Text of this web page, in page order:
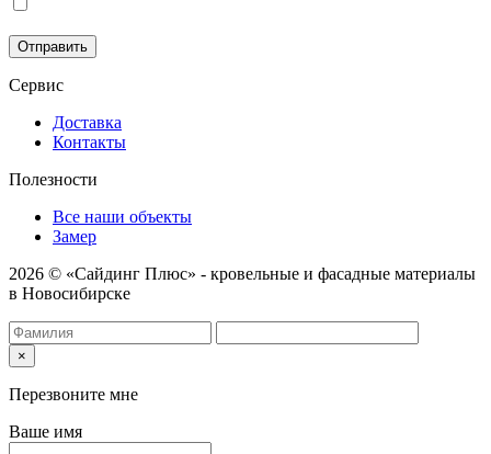
Отправить
Сервис
Доставка
Контакты
Полезности
Все наши объекты
Замер
2026 © «Сайдинг Плюс» - кровельные и фасадные материалы
в Новосибирске
×
Перезвоните мне
Ваше имя